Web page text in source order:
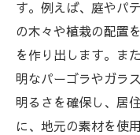
す。例えば、庭やパ
の木々や植栽の配置
を作り出します。ま
明なパーゴラやガラ
明るさを確保し、居
に、地元の素材を使